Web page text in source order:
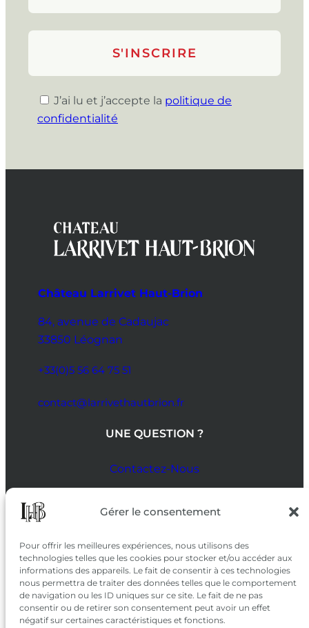
Gérer le consentement
Pour offrir les meilleures expériences, nous utilisons des
technologies telles que les cookies pour stocker et/ou accéder aux
informations des appareils. Le fait de consentir à ces technologies
nous permettra de traiter des données telles que le comportement
de navigation ou les ID uniques sur ce site. Le fait de ne pas
consentir ou de retirer son consentement peut avoir un effet
négatif sur certaines caractéristiques et fonctions.
J’ai lu et j’accepte la politique de
confidentialité
Château Larrivet Haut-Brion
84, avenue de Cadaujac
33850 Léognan
+33(0)5 56 64 75 51
contact@larrivethautbrion.fr
UNE QUESTION ?
Contactez-Nous
SUIVEZ-NOUS
SUR LES RÉSEAUX